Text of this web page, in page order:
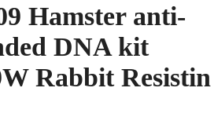
Hamster anti-
DNA kit
Rabbit Resistin